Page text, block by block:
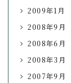
2009年1月
2008年9月
2008年6月
2008年3月
2007年9月